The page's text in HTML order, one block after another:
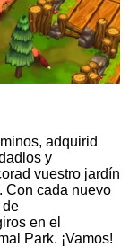
adquirid
y
vuestro jardín
Con cada nuevo
de
en el
Park. ¡Vamos!